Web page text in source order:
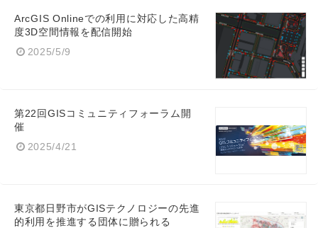
ArcGIS Onlineでの利用に対応した高精
度3D空間情報を配信開始
2025/5/9
第22回GISコミュニティフォーラム開
催
2025/4/21
東京都日野市がGISテクノロジーの先進
的利用を推進する団体に贈られる
English